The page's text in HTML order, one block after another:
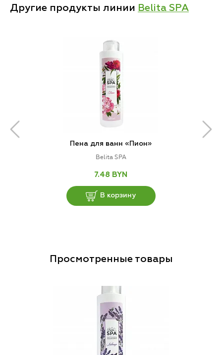
Другие продукты линии Belita SPA
Пена для ванн «Пион»
Belita SPA
7.48 BYN
В корзину
Просмотренные товары